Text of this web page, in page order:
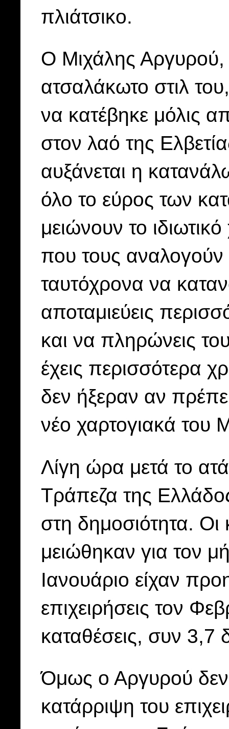
πλιάτσικο.
Ο Μιχάλης Αργυρού,
ατσαλάκωτο στιλ
να κατέβηκε μόλις
στον λαό της
αυξάνεται η
όλο το εύρος των
μειώνουν το
που τους αναλογούν
ταυτόχρονα να
αποταμιεύεις
και να πληρώνεις
έχεις περισσότερα
δεν ήξεραν αν
νέο χαρτογιακά του
Λίγη ώρα μετά το
Τράπεζα της
στη δημοσιότητα. Οι
μειώθηκαν για τον
Ιανουάριο είχαν
επιχειρήσεις τον
καταθέσεις, συν 3,7
Όμως ο Αργυρού
κατάρριψη του